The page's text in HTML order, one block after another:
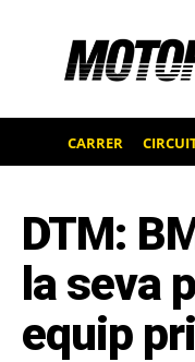
CARRER
DTM:
la seva
equip